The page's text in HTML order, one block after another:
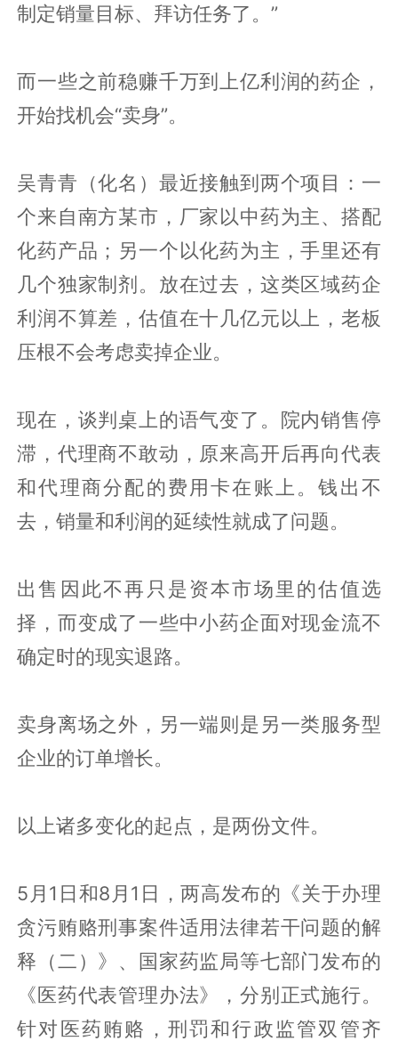
制定销量目标、拜访任务了。”
而一些之前稳赚千万到上亿利润的药企，
开始找机会“卖身”。
吴青青（化名）最近接触到两个项目：一
个来自南方某市，厂家以中药为主、搭配
化药产品；另一个以化药为主，手里还有
几个独家制剂。放在过去，这类区域药企
利润不算差，估值在十几亿元以上，老板
压根不会考虑卖掉企业。
现在，谈判桌上的语气变了。院内销售停
滞，代理商不敢动，原来高开后再向代表
和代理商分配的费用卡在账上。钱出不
去，销量和利润的延续性就成了问题。
出售因此不再只是资本市场里的估值选
择，而变成了一些中小药企面对现金流不
确定时的现实退路。
卖身离场之外，另一端则是另一类服务型
企业的订单增长。
以上诸多变化的起点，是两份文件。
5月1日和8月1日，两高发布的《关于办理
贪污贿赂刑事案件适用法律若干问题的解
释（二）》、国家药监局等七部门发布的
《医药代表管理办法》，分别正式施行。
针对医药贿赂，刑罚和行政监管双管齐